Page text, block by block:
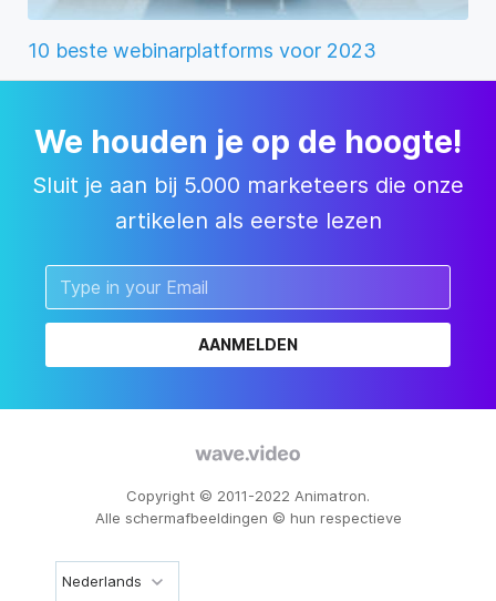
10 beste webinarplatforms voor 2023
We houden je op de hoogte!
Sluit je aan bij 5.000 marketeers die onze
artikelen als eerste lezen
AANMELDEN
Copyright © 2011-2022 Animatron.
Alle schermafbeeldingen © hun respectieve
Nederlands